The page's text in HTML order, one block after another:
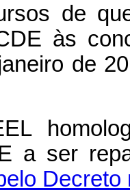
de
às
de
a ser
Decreto